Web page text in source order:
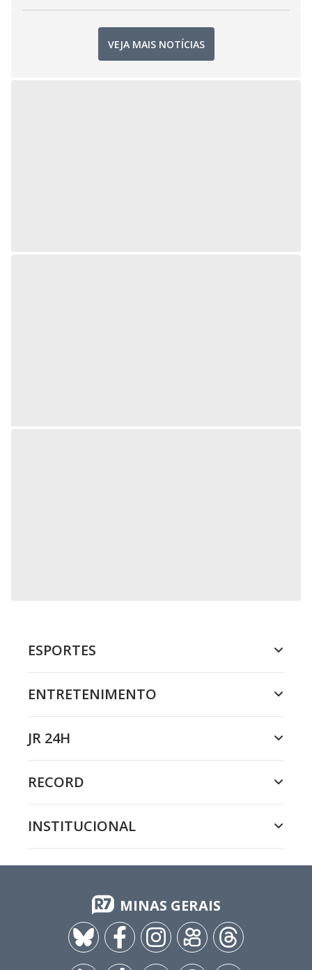
VEJA MAIS NOTÍCIAS
ESPORTES
ENTRETENIMENTO
JR 24H
RECORD
INSTITUCIONAL
MINAS GERAIS